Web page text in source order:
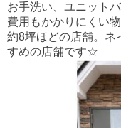
お手洗い、ユニット
費用もかかりにくい
約8坪ほどの店舗。ネ
すめの店舗です☆